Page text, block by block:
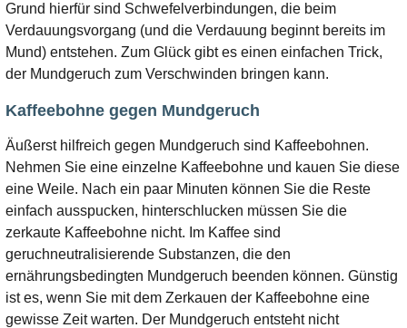
Grund hierfür sind Schwefelverbindungen, die beim
Verdauungsvorgang (und die Verdauung beginnt bereits im
Mund) entstehen. Zum Glück gibt es einen einfachen Trick,
der Mundgeruch zum Verschwinden bringen kann.
Kaffeebohne gegen Mundgeruch
Äußerst hilfreich gegen Mundgeruch sind Kaffeebohnen.
Nehmen Sie eine einzelne Kaffeebohne und kauen Sie diese
eine Weile. Nach ein paar Minuten können Sie die Reste
einfach ausspucken, hinterschlucken müssen Sie die
zerkaute Kaffeebohne nicht. Im Kaffee sind
geruchneutralisierende Substanzen, die den
ernährungsbedingten Mundgeruch beenden können. Günstig
ist es, wenn Sie mit dem Zerkauen der Kaffeebohne eine
gewisse Zeit warten. Der Mundgeruch entsteht nicht